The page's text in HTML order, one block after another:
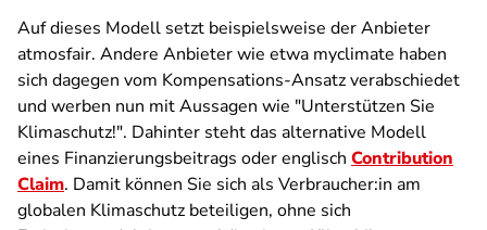
Auf dieses Modell setzt beispielsweise der Anbieter
atmosfair. Andere Anbieter wie etwa myclimate haben
sich dagegen vom Kompensations-Ansatz verabschiedet
und werben nun mit Aussagen wie "Unterstützen Sie
Klimaschutz!". Dahinter steht das alternative Modell
eines Finanzierungsbeitrags oder englisch Contribution
Claim. Damit können Sie sich als Verbraucher:in am
globalen Klimaschutz beteiligen, ohne sich